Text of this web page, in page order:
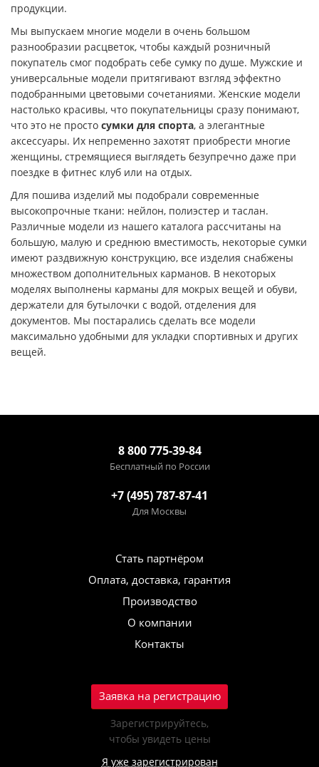
продукции.
Мы выпускаем многие модели в очень большом
разнообразии расцветок, чтобы каждый розничный
покупатель смог подобрать себе сумку по душе. Мужские и
универсальные модели притягивают взгляд эффектно
подобранными цветовыми сочетаниями. Женские модели
настолько красивы, что покупательницы сразу понимают,
что это не просто сумки для спорта, а элегантные
аксессуары. Их непременно захотят приобрести многие
женщины, стремящиеся выглядеть безупречно даже при
поездке в фитнес клуб или на отдых.
Для пошива изделий мы подобрали современные
высокопрочные ткани: нейлон, полиэстер и таслан.
Различные модели из нашего каталога рассчитаны на
большую, малую и среднюю вместимость, некоторые сумки
имеют раздвижную конструкцию, все изделия снабжены
множеством дополнительных карманов. В некоторых
моделях выполнены карманы для мокрых вещей и обуви,
держатели для бутылочки с водой, отделения для
документов. Мы постарались сделать все модели
максимально удобными для укладки спортивных и других
вещей.
8 800 775-39-84
Бесплатный по России
+7 (495) 787-87-41
Для Москвы
Стать партнёром
Оплата, доставка, гарантия
Производство
О компании
Контакты
Заявка на регистрацию
Зарегистрируйтесь,
чтобы увидеть цены
Я уже зарегистрирован